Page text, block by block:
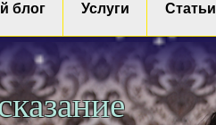
блог Услуги Статьи